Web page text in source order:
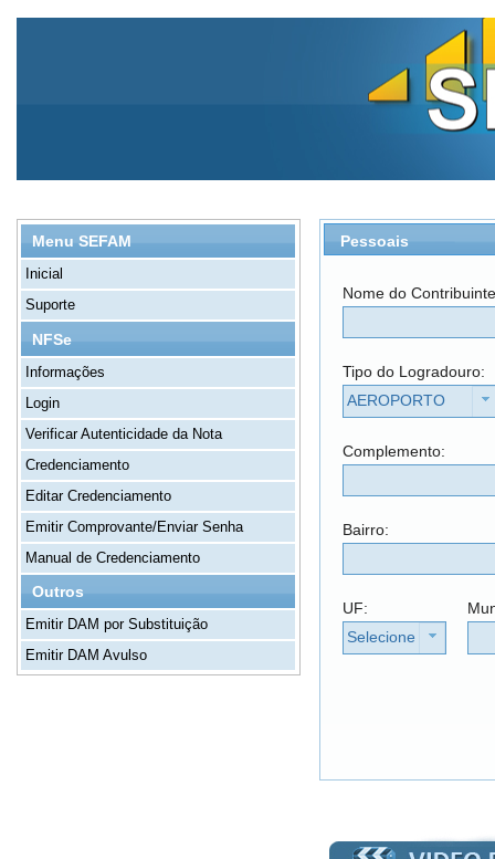
Menu SEFAM
Inicial
Suporte
NFSe
Informações
Login
Verificar Autenticidade da Nota
Credenciamento
Editar Credenciamento
Emitir Comprovante/Enviar Senha
Manual de Credenciamento
Outros
Emitir DAM por Substituição
Emitir DAM Avulso
Pessoais
Nome do
Tipo do Logradouro:
AEROPORTO
Complemento:
Bairro:
UF:
Selecione